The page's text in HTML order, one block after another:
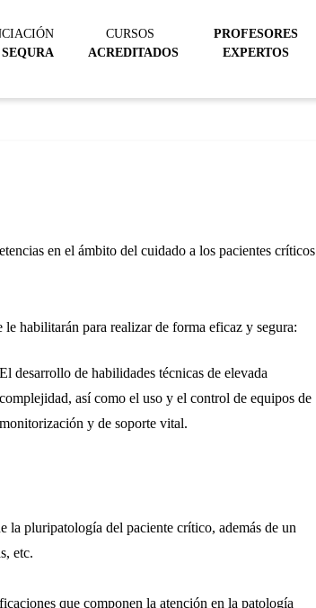
CURSOS
ACREDITADOS
PROFESORES
EXPERTOS
en el ámbito del cuidado a los pacientes críticos
habilitarán para realizar de forma eficaz y segura:
El desarrollo de habilidades técnicas de elevada
complejidad, así como el uso y el control de equipos de
monitorización y de soporte vital.
pluripatología del paciente crítico, además de un
etc.
que componen la atención en la patología